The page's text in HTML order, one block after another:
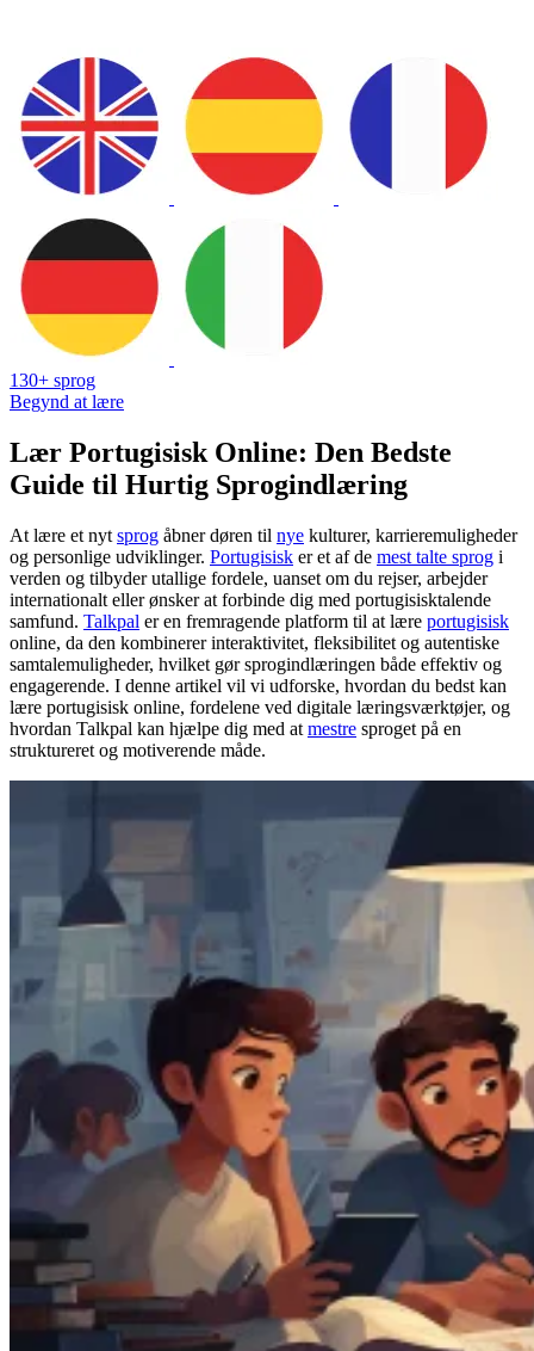
130+ sprog
Begynd at lære
Lær Portugisisk Online: Den Bedste
Guide til Hurtig Sprogindlæring
At lære et nyt sprog åbner døren til nye kulturer, karrieremuligheder
og personlige udviklinger. Portugisisk er et af de mest talte sprog i
verden og tilbyder utallige fordele, uanset om du rejser, arbejder
internationalt eller ønsker at forbinde dig med portugisisktalende
samfund. Talkpal er en fremragende platform til at lære portugisisk
online, da den kombinerer interaktivitet, fleksibilitet og autentiske
samtalemuligheder, hvilket gør sprogindlæringen både effektiv og
engagerende. I denne artikel vil vi udforske, hvordan du bedst kan
lære portugisisk online, fordelene ved digitale læringsværktøjer, og
hvordan Talkpal kan hjælpe dig med at mestre sproget på en
struktureret og motiverende måde.